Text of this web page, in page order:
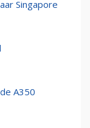
Singapore
A350